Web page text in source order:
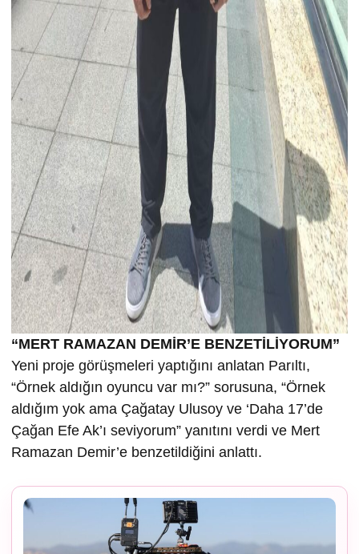
“MERT RAMAZAN DEMİR’E BENZETİLİYORUM”
Yeni proje görüşmeleri yaptığını anlatan Parıltı,
“Örnek aldığın oyuncu var mı?” sorusuna, “Örnek
aldığım yok ama Çağatay Ulusoy ve ‘Daha 17’de
Çağan Efe Ak’ı seviyorum” yanıtını verdi ve Mert
Ramazan Demir’e benzetildiğini anlattı.